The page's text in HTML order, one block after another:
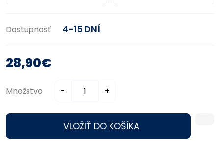
Dostupnosť 4-15 DNÍ
28,90€
Množstvo - +
VLOŽIŤ DO KOŠÍKA